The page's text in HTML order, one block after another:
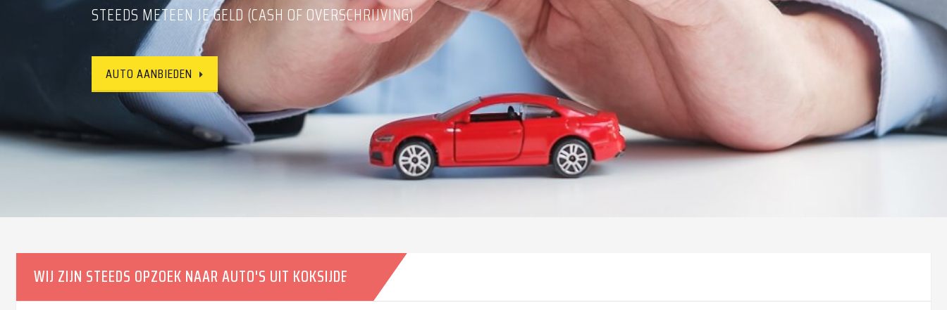
STEEDS METEEN JE GELD (CASH OF OVERSCHRIJVING)
AUTO AANBIEDEN
CONTACTEER ONS VRIJBLIJVEND
AUTO AANBIEDEN
WIJ ZIJN STEEDS OPZOEK NAAR AUTO'S UIT KOKSIJDE